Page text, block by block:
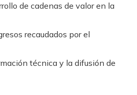
de cadenas de valor en la
recaudados por el
técnica y la difusión de